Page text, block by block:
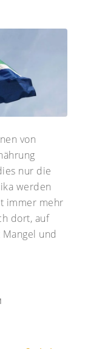
von
nur die
werden
immer mehr
dort, auf
und